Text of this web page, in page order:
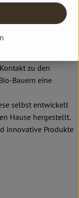
Landbaus und die
Rohstoffe.
zu den
Bauern eine
selbst entwickelt
Hause hergestellt.
innovative Produkte